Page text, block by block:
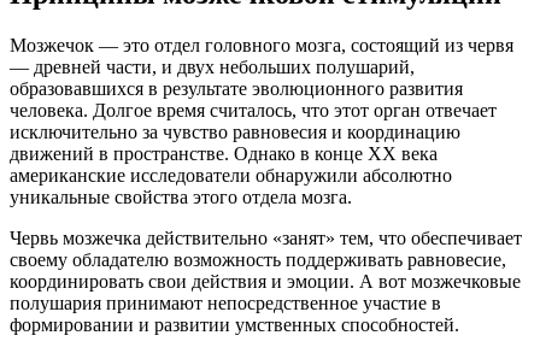
Мозжечок — это отдел головного мозга, состоящий из червя
— древней части, и двух небольших полушарий,
образовавшихся в результате эволюционного развития
человека. Долгое время считалось, что этот орган отвечает
исключительно за чувство равновесия и координацию
движений в пространстве. Однако в конце XX века
американские исследователи обнаружили абсолютно
уникальные свойства этого отдела мозга.
Червь мозжечка действительно «занят» тем, что обеспечивает
своему обладателю возможность поддерживать равновесие,
координировать свои действия и эмоции. А вот мозжечковые
полушария принимают непосредственное участие в
формировании и развитии умственных способностей.